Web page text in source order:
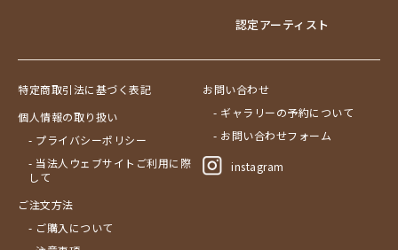
認定アーティスト
特定商取引法に基づく表記
個人情報の取り扱い
- プライバシーポリシー
- 当法人ウェブサイトご利用に際
して
ご注文方法
- ご購入について
お問い合わせ
- ギャラリーの予約について
- お問い合わせフォーム
instagram